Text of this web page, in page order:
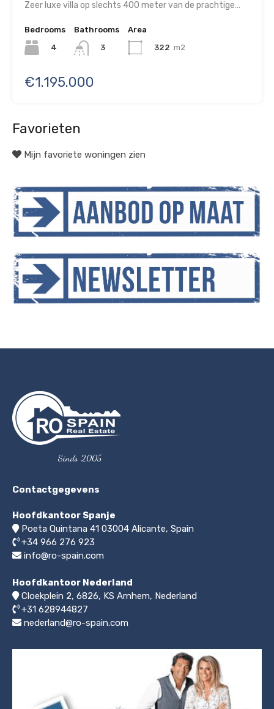
Zeer luxe villa op slechts 400 meter van de prachtige…
Bedrooms
4
Bathrooms
3
Area
322 m2
€1.195.000
Favorieten
Mijn favoriete woningen zien
Sinds 2005
Contactgegevens
Hoofdkantoor Spanje
Poeta Quintana 41 03004 Alicante, Spain
+34 966 276 923
info@ro-spain.com
Hoofdkantoor Nederland
Cloekplein 2, 6826, KS Arnhem, Nederland
+31 628944827
nederland@ro-spain.com